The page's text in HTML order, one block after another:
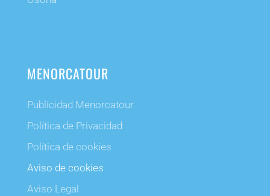
MENORCATOUR
Publicidad Menorcatour
Política de Privacidad
Política de cookies
Aviso de cookies
Aviso Legal